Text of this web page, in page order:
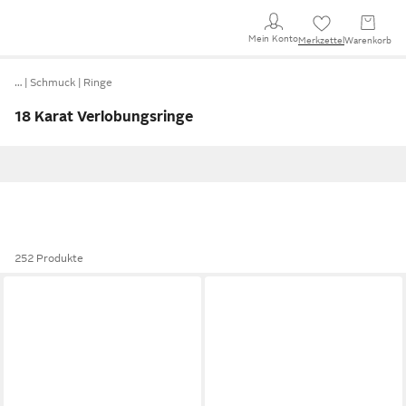
Mein KontoMerkzettel Warenkorb
… Schmuck Ringe
18 Karat Verlobungsringe
252 Produkte